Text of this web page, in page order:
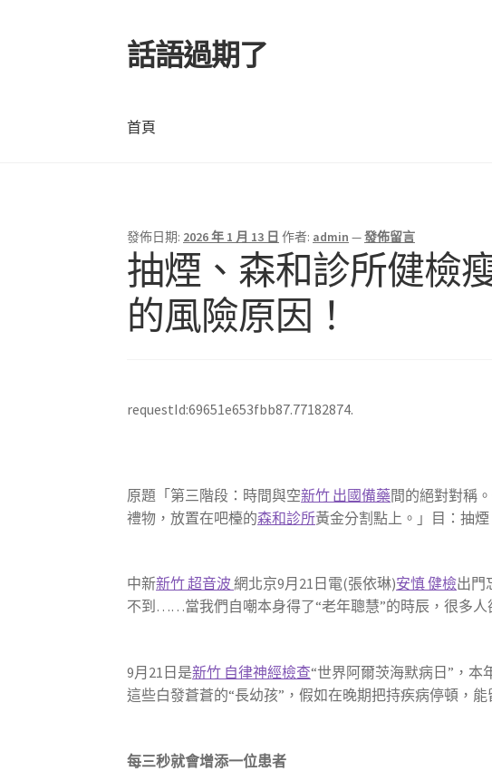
跳
至
覽
列
跳
至
要
內
話語過期了
首頁
發佈日期: 2026 年 1 月 13 日 作者: admin —發佈留言
抽煙、森和診所健檢
的風險原因！
requestId:69651e653fbb87.77182874.
原題「第三階段：時間與空新竹 出國備藥間的絕對對稱
禮物，放置在吧檯的森和診所黃金分割點上。」目：抽
中新新竹 超音波網北京9月21日電(張依琳)安慎 健檢出門
不到……當我們自嘲本身得了“老年聰慧”的時辰，很多人
9月21日是新竹 自律神經檢查“世界阿爾茨海默病日”，本
這些白發蒼蒼的“長幼孩”，假如在晚期把持疾病停頓，能
每三秒就會增添一位患者
文
章
導